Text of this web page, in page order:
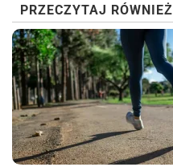
PRZECZYTAJ RÓWNIEŻ